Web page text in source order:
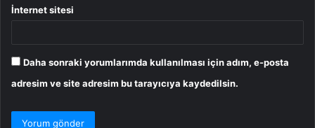
İnternet sitesi
Daha sonraki yorumlarımda kullanılması için adım, e-posta
adresim ve site adresim bu tarayıcıya kaydedilsin.